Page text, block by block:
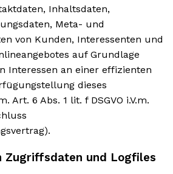
Inhaltsdaten,
Meta- und
von Kunden, Interessenten und
auf Grundlage
Interessen an einer effizienten
dieses
Art. 6 Abs. 1 lit. f DSGVO i.V.m.
Zugriffsdaten und Logfiles